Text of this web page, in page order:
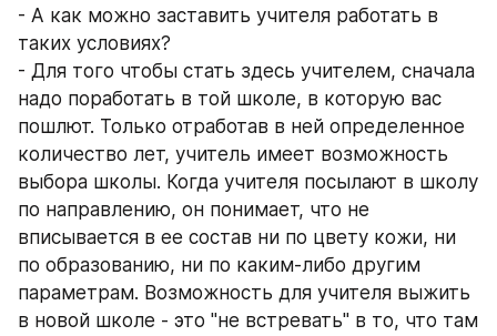
- А как можно заставить учителя работать в
таких условиях?
- Для того чтобы стать здесь учителем, сначала
надо поработать в той школе, в которую вас
пошлют. Только отработав в ней определенное
количество лет, учитель имеет возможность
выбора школы. Когда учителя посылают в школу
по направлению, он понимает, что не
вписывается в ее состав ни по цвету кожи, ни
по образованию, ни по каким-либо другим
параметрам. Возможность для учителя выжить
в новой школе - это "не встревать" в то, что там